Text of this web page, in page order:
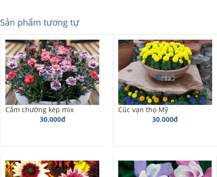
Sản phẩm tương tự
Cẩm chướng kép mix
30.000đ
Cúc vạn thọ Mỹ
30.000đ